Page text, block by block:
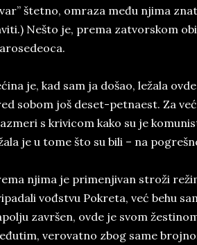
štetno, omraza među njima
Nešto je, prema zatvorskom
je, kad sam ja došao, ležala
sobom još deset-petnaest. Za
s krivicom kako su je
je u tome što su bili – na
njima je primenjivan stroži
vođstvu Pokreta, već behu
završen, ovde je svom
verovatno zbog same